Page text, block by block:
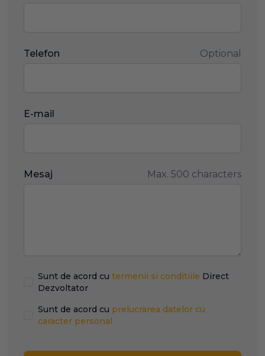
Telefon Optional
E-mail
Mesaj Max. 500 characters
Sunt de acord cu termenii si conditiile Direct
Dezvoltator
Sunt de acord cu prelucrarea datelor cu
caracter personal